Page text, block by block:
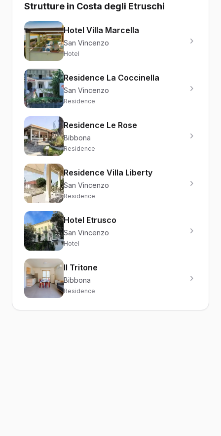
Strutture in Costa degli Etruschi
Hotel Villa Marcella
San Vincenzo
Hotel
Residence La Coccinella
San Vincenzo
Residence
Residence Le Rose
Bibbona
Residence
Residence Villa Liberty
San Vincenzo
Residence
Hotel Etrusco
San Vincenzo
Hotel
Il Tritone
Bibbona
Residence